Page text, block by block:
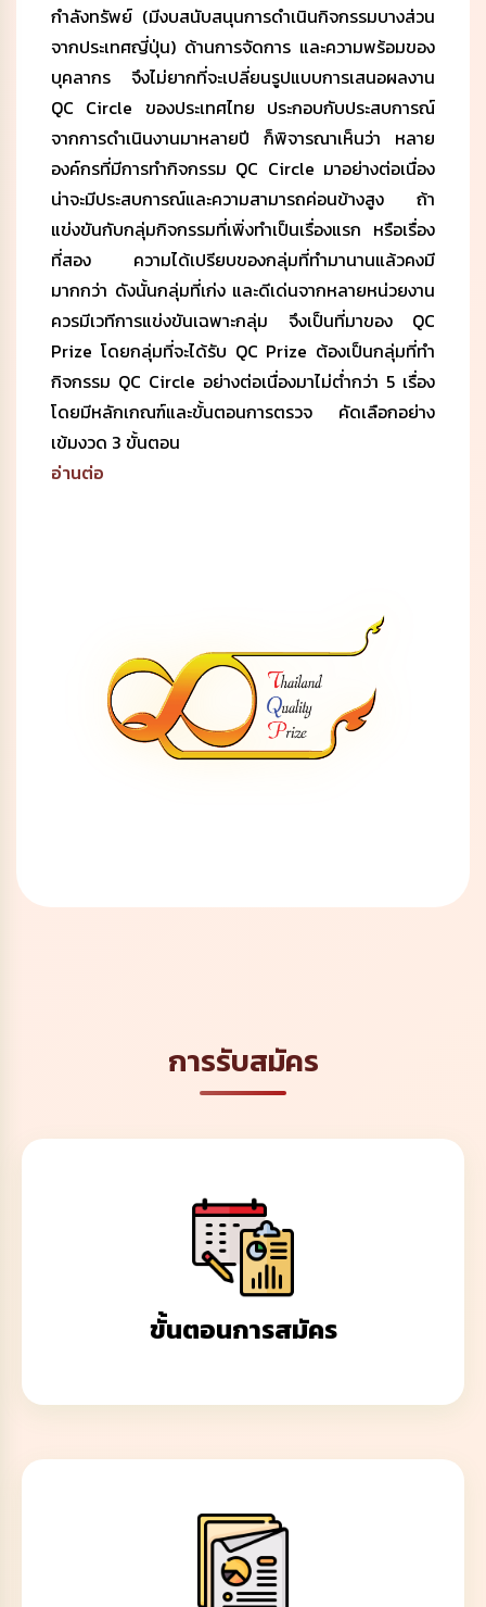
กำลังทรัพย์ (มีงบสนับสนุนการดำเนินกิจกรรมบางส่วน
จากประเทศญี่ปุ่น) ด้านการจัดการ และความพร้อมของ
บุคลากร จึงไม่ยากที่จะเปลี่ยนรูปแบบการเสนอผลงาน
QC Circle ของประเทศไทย ประกอบกับประสบการณ์
จากการดำเนินงานมาหลายปี ก็พิจารณาเห็นว่า หลาย
องค์กรที่มีการทำกิจกรรม QC Circle มาอย่างต่อเนื่อง
น่าจะมีประสบการณ์และความสามารถค่อนข้างสูง ถ้า
แข่งขันกับกลุ่มกิจกรรมที่เพิ่งทำเป็นเรื่องแรก หรือเรื่อง
ที่สอง ความได้เปรียบของกลุ่มที่ทำมานานแล้วคงมี
มากกว่า ดังนั้นกลุ่มที่เก่ง และดีเด่นจากหลายหน่วยงาน
ควรมีเวทีการแข่งขันเฉพาะกลุ่ม จึงเป็นที่มาของ QC
Prize โดยกลุ่มที่จะได้รับ QC Prize ต้องเป็นกลุ่มที่ทำ
กิจกรรม QC Circle อย่างต่อเนื่องมาไม่ต่ำกว่า 5 เรื่อง
โดยมีหลักเกณฑ์และขั้นตอนการตรวจ คัดเลือกอย่าง
เข้มงวด 3 ขั้นตอน
อ่านต่อ
การรับสมัคร
ขั้นตอนการสมัคร